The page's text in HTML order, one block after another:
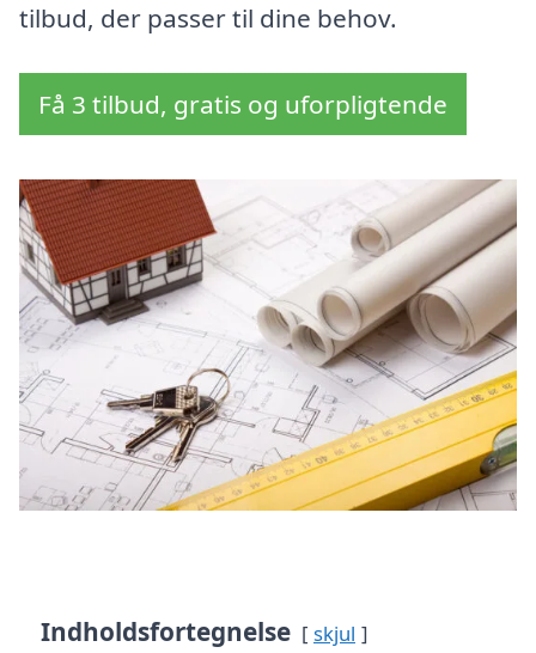
tilbud, der passer til dine behov.
Få 3 tilbud, gratis og uforpligtende
Indholdsfortegnelse skjul